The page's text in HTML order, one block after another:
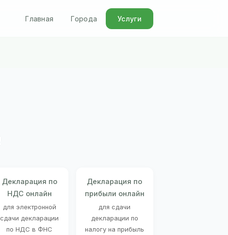
Главная Города Услуги
Декларация по
НДС онлайн
для электронной
сдачи декларации
по НДС в ФНС
Декларация по
прибыли онлайн
для сдачи
декларации по
налогу на прибыль